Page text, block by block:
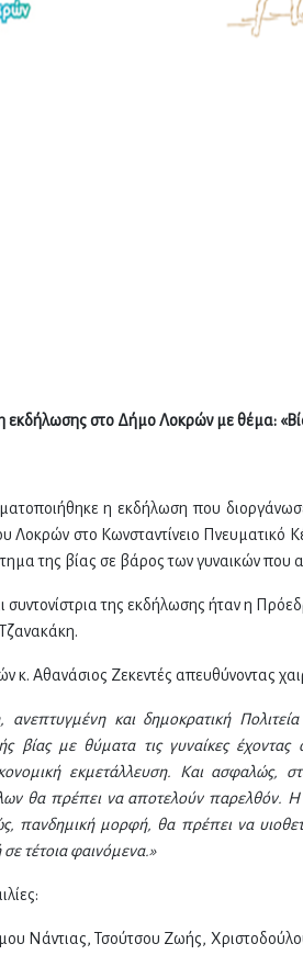
εκδήλωσης στο Δήμο Λοκρών με θέμα:
η εκδήλωση που
Λοκρών στο Κωνσταντίνειο Πνευματικό
της βίας σε βάρος των γυναικών που
συντονίστρια της εκδήλωσης ήταν η
κ. Αθανάσιος Ζεκεντές απευθύνοντας
ανεπτυγμένη και δημοκρατική
βίας με θύματα τις γυναίκες έχοντας
εκμετάλλευση. Και ασφαλώς,
θα πρέπει να αποτελούν παρελθόν. Η
πανδημική μορφή, θα πρέπει να
τέτοια φαινόμενα.»
Νάντιας, Τσούτσου Ζωής,